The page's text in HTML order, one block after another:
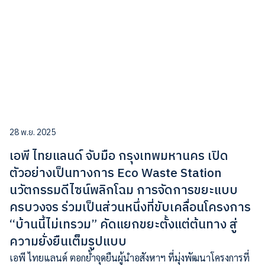
28 พ.ย. 2025
เอพี ไทยแลนด์ จับมือ กรุงเทพมหานคร เปิด
ตัวอย่างเป็นทางการ Eco Waste Station
นวัตกรรมดีไซน์พลิกโฉม การจัดการขยะแบบ
ครบวงจร ร่วมเป็นส่วนหนึ่งที่ขับเคลื่อนโครงการ
“บ้านนี้ไม่เทรวม” คัดแยกขยะตั้งแต่ต้นทาง สู่
ความยั่งยืนเต็มรูปแบบ
เอพี ไทยแลนด์ ตอกย้ำจุดยืนผู้นำอสังหาฯ ที่มุ่งพัฒนาโครงการที่